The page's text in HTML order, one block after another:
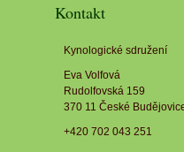
Kontakt
Kynologické sdružení
Eva Volfová
Rudolfovská 159
370 11 České
+420 702 043 251